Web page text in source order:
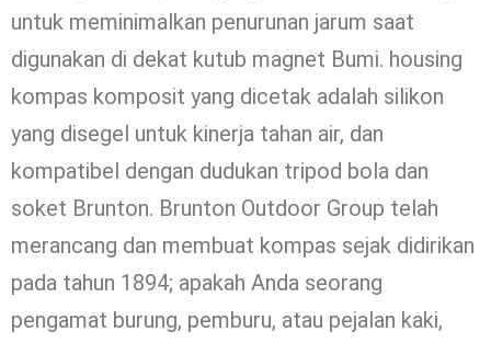
untuk meminimalkan penurunan jarum saat
digunakan di dekat kutub magnet Bumi. housing
kompas komposit yang dicetak adalah silikon
yang disegel untuk kinerja tahan air, dan
kompatibel dengan dudukan tripod bola dan
soket Brunton. Brunton Outdoor Group telah
merancang dan membuat kompas sejak didirikan
pada tahun 1894; apakah Anda seorang
pengamat burung, pemburu, atau pejalan kaki,